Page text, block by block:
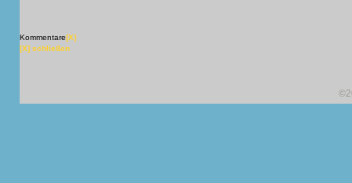
Kommentare[X]
[X] schließen